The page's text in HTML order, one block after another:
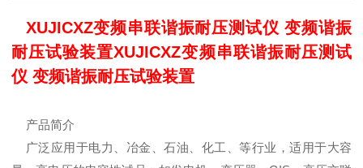
XUJICXZ变频串联谐振耐压测试仪 变频谐振
耐压试验装置XUJICXZ变频串联谐振耐压测试
仪 变频谐振耐压试验装置
产品简介
广泛应用于电力、冶金、石油、化工、等行业，适用于大容